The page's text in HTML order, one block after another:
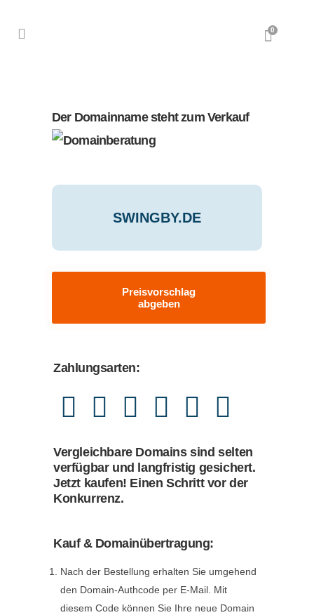
0
Der Domainname steht zum Verkauf
SWINGBY.DE
Preisvorschlag
abgeben
Zahlungsarten:
Vergleichbare Domains sind selten
verfügbar und langfristig gesichert.
Jetzt kaufen! Einen Schritt vor der
Konkurrenz.
Kauf & Domainübertragung:
Nach der Bestellung erhalten Sie umgehend
den Domain-Authcode per E-Mail. Mit
diesem Code können Sie Ihre neue Domain